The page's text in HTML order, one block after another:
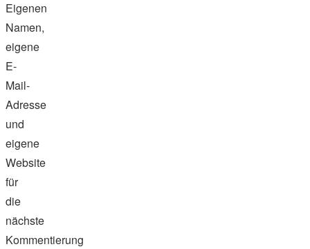
Eigenen
Namen,
eigene
E-
Mail-
Adresse
und
eigene
Website
für
die
nächste
Kommentierung